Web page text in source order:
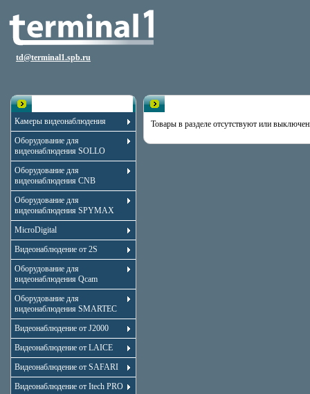
td@terminal1.spb.ru
Камеры видеонаблюдения
Оборудование для
видеонаблюдения SOLLO
Оборудование для
видеонаблюдения CNB
Оборудование для
видеонаблюдения SPYMAX
MicroDigital
Видеонаблюдение от 2S
Оборудование для
видеонаблюдения Qcam
Оборудование для
видеонаблюдения SMARTEC
Видеонаблюдение от J2000
Видеонаблюдение от LAICE
Видеонаблюдение от SAFARI
Видеонаблюдение от Itech PRO
Товары в разделе отсутствуют или